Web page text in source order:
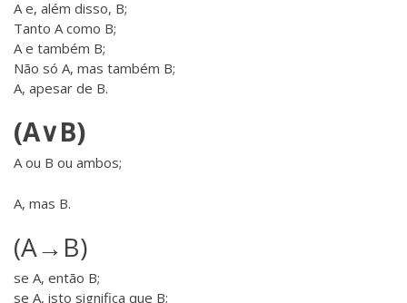
A e, além disso, B;
Tanto A como B;
A e também B;
Não só A, mas também B;
A, apesar de B.
(A∨B)
A ou B ou ambos;
A, mas B.
(A→B)
se A, então B;
se A, isto significa que B;